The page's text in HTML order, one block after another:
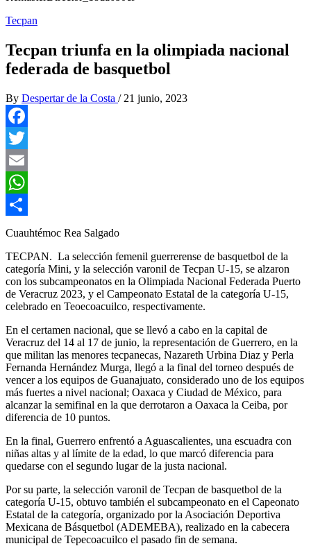
Tecpan
Tecpan triunfa en la olimpiada nacional
federada de basquetbol
By Despertar de la Costa / 21 junio, 2023
Facebook
Twitter
Email
WhatsApp
Compartir
Cuauhtémoc Rea Salgado
TECPAN. La selección femenil guerrerense de basquetbol de la
categoría Mini, y la selección varonil de Tecpan U-15, se alzaron
con los subcampeonatos en la Olimpiada Nacional Federada Puerto
de Veracruz 2023, y el Campeonato Estatal de la categoría U-15,
celebrado en Teoecoacuilco, respectivamente.
En el certamen nacional, que se llevó a cabo en la capital de
Veracruz del 14 al 17 de junio, la representación de Guerrero, en la
que militan las menores tecpanecas, Nazareth Urbina Diaz y Perla
Fernanda Hernández Murga, llegó a la final del torneo después de
vencer a los equipos de Guanajuato, considerado uno de los equipos
más fuertes a nivel nacional; Oaxaca y Ciudad de México, para
alcanzar la semifinal en la que derrotaron a Oaxaca la Ceiba, por
diferencia de 10 puntos.
En la final, Guerrero enfrentó a Aguascalientes, una escuadra con
niñas altas y al límite de la edad, lo que marcó diferencia para
quedarse con el segundo lugar de la justa nacional.
Por su parte, la selección varonil de Tecpan de basquetbol de la
categoría U-15, obtuvo también el subcampeonato en el Capeonato
Estatal de la categoría, organizado por la Asociación Deportiva
Mexicana de Básquetbol (ADEMEBA), realizado en la cabecera
municipal de Tepecoacuilco el pasado fin de semana.